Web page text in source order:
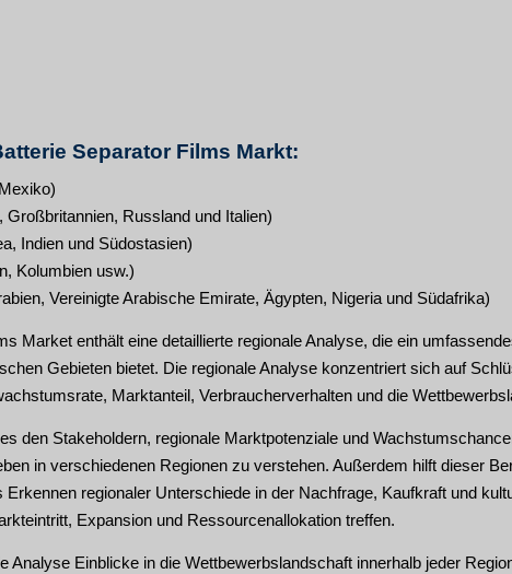
Separator Films Markt:
Russland und Italien)
Indien und Südostasien)
Kolumbien usw.)
Vereinigte Arabische Emirate, Ägypten, Nigeria und Südafrika)
Market enthält eine detaillierte regionale Analyse, die ein
Gebieten bietet. Die regionale Analyse konzentriert sich auf
Marktanteil, Verbraucherverhalten und die
den Stakeholdern, regionale Marktpotenziale und
in verschiedenen Regionen zu verstehen. Außerdem hilft dieser
regionaler Unterschiede in der Nachfrage, Kaufkraft und
Expansion und Ressourcenallokation treffen.
Analyse Einblicke in die Wettbewerbslandschaft innerhalb jeder